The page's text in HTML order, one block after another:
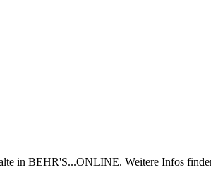
in BEHR'S...ONLINE. Weitere Infos